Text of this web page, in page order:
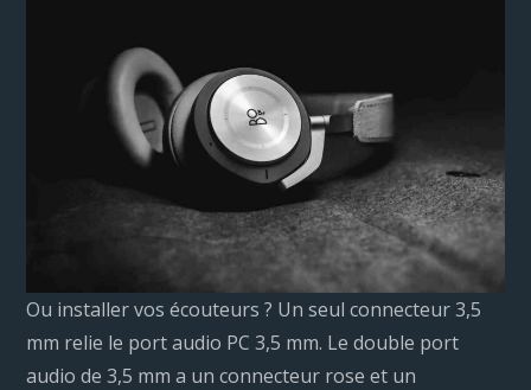
Ou installer vos écouteurs ? Un seul connecteur 3,5
mm relie le port audio PC 3,5 mm. Le double port
audio de 3,5 mm a un connecteur rose et un